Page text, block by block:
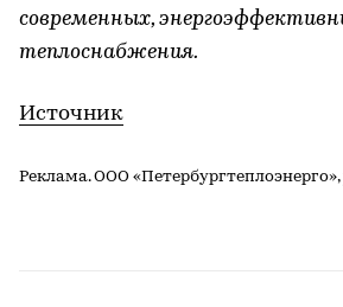
современных,
теплоснабжения.
Источник
Реклама. ООО «Петербургтеплоэнерго»,